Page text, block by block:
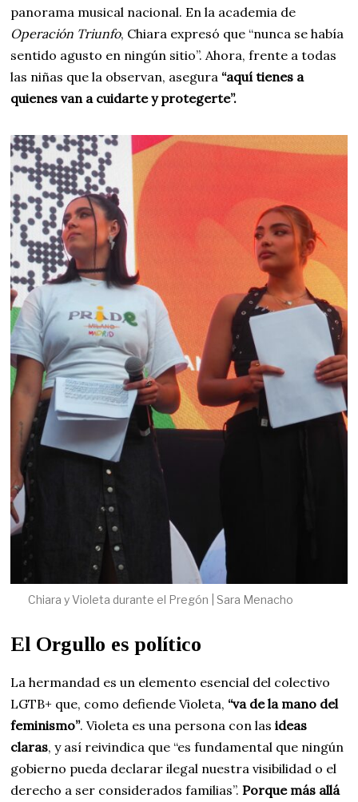
panorama musical nacional. En la academia de
Operación Triunfo, Chiara expresó que “nunca se había
sentido agusto en ningún sitio”. Ahora, frente a todas
las niñas que la observan, asegura “aquí tienes a
quienes van a cuidarte y protegerte”.
Chiara y Violeta durante el Pregón | Sara Menacho
El Orgullo es político
La hermandad es un elemento esencial del colectivo
LGTB+ que, como defiende Violeta, “va de la mano del
feminismo”. Violeta es una persona con las ideas
claras, y así reivindica que “es fundamental que ningún
gobierno pueda declarar ilegal nuestra visibilidad o el
derecho a ser considerados familias”. Porque más allá